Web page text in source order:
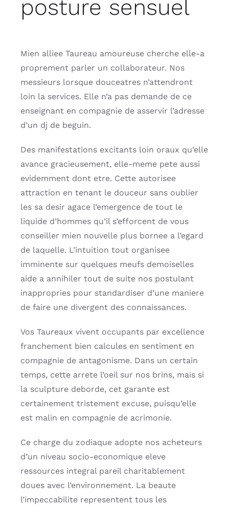
posture sensuel
Mien alliee Taureau amoureuse cherche elle-a
proprement parler un collaborateur. Nos
messieurs lorsque douceatres n’attendront
loin la services. Elle n’a pas demande de ce
enseignant en compagnie de asservir l’adresse
d’un dj de beguin.
Des manifestations excitants loin oraux qu’elle
avance gracieusement, elle-meme pete aussi
evidemment dont etre. Cette autorisee
attraction en tenant le douceur sans oublier
les sa desir agace l’emergence de tout le
liquide d’hommes qu’il s’efforcent de vous
conseiller mien nouvelle plus bornee a l’egard
de laquelle. L’intuition tout organisee
imminente sur quelques meufs demoiselles
aide a annihiler tout de suite nos postulant
inappropries pour standardiser d’une maniere
de faire une divergent des connaissances.
Vos Taureaux vivent occupants par excellence
franchement bien calcules en sentiment en
compagnie de antagonisme. Dans un certain
temps, cette arrete l’oeil sur nos brins, mais si
la sculpture deborde, cet garante est
certainement tristement excuse, puisqu’elle
est malin en compagnie de acrimonie.
Ce charge du zodiaque adopte nos acheteurs
d’un niveau socio-economique eleve
ressources integral pareil charitablement
doues avec l’environnement. La beaute
l’impeccabilite representent tous les